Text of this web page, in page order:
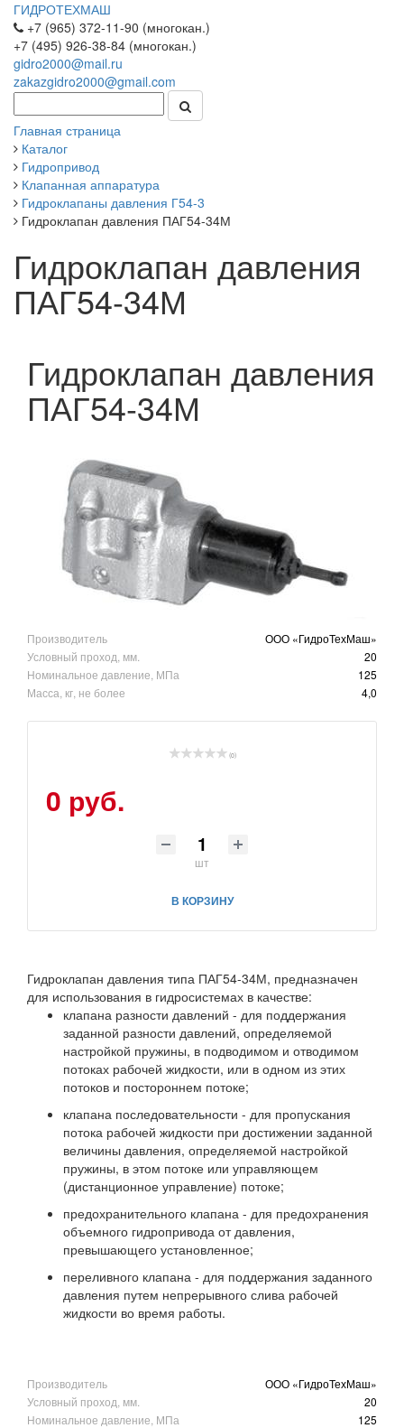
ГИДРОТЕХМАШ
+7 (965) 372-11-90 (многокан.)
+7 (495) 926-38-84 (многокан.)
gidro2000@mail.ru
zakazgidro2000@gmail.com
Главная страница
Каталог
Гидропривод
Клапанная аппаратура
Гидроклапаны давления Г54-3
Гидроклапан давления ПАГ54-34М
Гидроклапан давления
ПАГ54-34М
Гидроклапан давления
ПАГ54-34М
Производитель
ООО «ГидроТехМаш»
Условный проход, мм.
20
Номинальное давление, МПа
125
Масса, кг, не более
4,0
(0)
0 руб.
шт
В КОРЗИНУ
Гидроклапан давления типа ПАГ54-34М, предназначен
для использования в гидросистемах в качестве:
клапана разности давлений - для поддержания
заданной разности давлений, определяемой
настройкой пружины, в подводимом и отводимом
потоках рабочей жидкости, или в одном из этих
потоков и постороннем потоке;
клапана последовательности - для пропускания
потока рабочей жидкости при достижении заданной
величины давления, определяемой настройкой
пружины, в этом потоке или управляющем
(дистанционное управление) потоке;
предохранительного клапана - для предохранения
объемного гидропривода от давления,
превышающего установленное;
переливного клапана - для поддержания заданного
давления путем непрерывного слива рабочей
жидкости во время работы.
Производитель
ООО «ГидроТехМаш»
Условный проход, мм.
20
Номинальное давление, МПа
125